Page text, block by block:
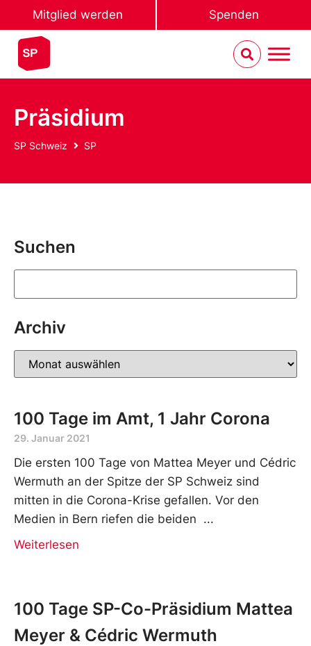
Mitglied werden Spenden
Präsidium
SP Schweiz SP
Suchen
Archiv
100 Tage im Amt, 1 Jahr Corona
29. Januar 2021
Die ersten 100 Tage von Mattea Meyer und Cédric
Wermuth an der Spitze der SP Schweiz sind
mitten in die Corona-Krise gefallen. Vor den
Medien in Bern riefen die beiden
Weiterlesen
100 Tage SP-Co-Präsidium Mattea
Meyer & Cédric Wermuth